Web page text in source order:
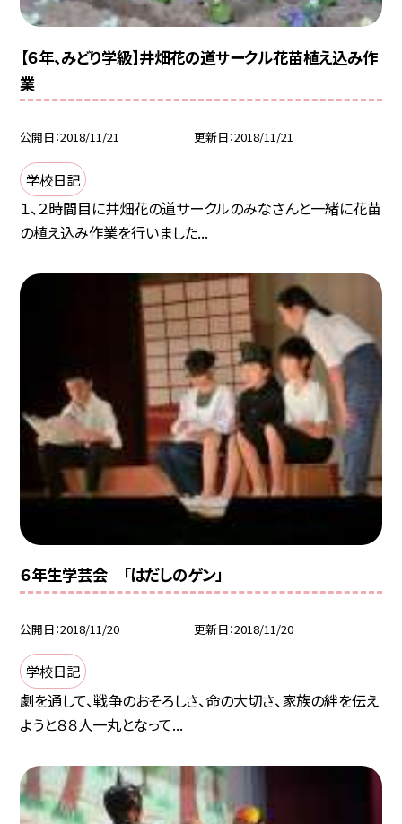
【６年、みどり学級】井畑花の道サークル花苗植え込み作
業
公開日 2018/11/21 更新日 2018/11/21
学校日記
１、２時間目に井畑花の道サークルのみなさんと一緒に花苗
の植え込み作業を行いました...
６年生学芸会 「はだしのゲン」
公開日 2018/11/20 更新日 2018/11/20
学校日記
劇を通して、戦争のおそろしさ、命の大切さ、家族の絆を伝え
ようと８８人一丸となって...